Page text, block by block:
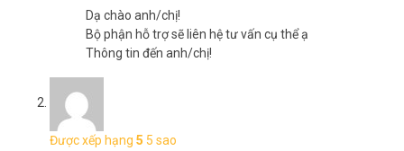
Dạ chào anh/chị!
Bộ phận hỗ trợ sẽ liên hệ tư vấn cụ thể ạ
Thông tin đến anh/chị!
Được xếp hạng 5 5 sao